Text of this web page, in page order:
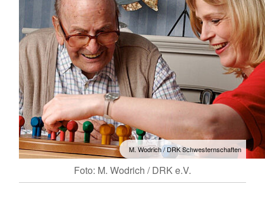
M. Wodrich / DRK Schwesternschaften
Foto: M. Wodrich / DRK e.V.